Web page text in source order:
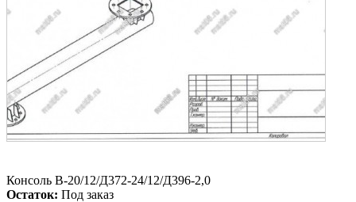
Консоль В-20/12/Д372-24/12/Д396-2,0
Остаток: Под заказ